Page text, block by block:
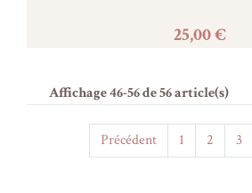
Acheter
25,00 €
Affichage 46-56 de 56 article(s)
Précédent 1 2 3